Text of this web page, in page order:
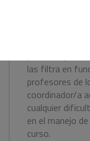
las filtra en
profesores de
coordinador/a
cualquier
en el manejo
curso.